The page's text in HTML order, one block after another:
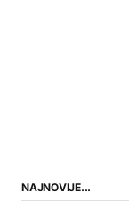
NAJNOVIJE...